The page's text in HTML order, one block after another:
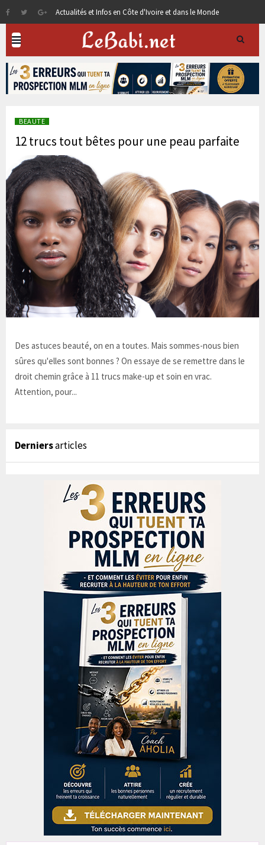
Actualités et Infos en Côte d'Ivoire et dans le Monde
BEAUTE
12 trucs tout bêtes pour une peau parfaite
Des astuces beauté, on en a toutes. Mais sommes-nous bien
sûres qu'elles sont bonnes ? On essaye de se remettre dans le
droit chemin grâce à 11 trucs make-up et soin en vrac.
Attention, pour...
Derniersarticles